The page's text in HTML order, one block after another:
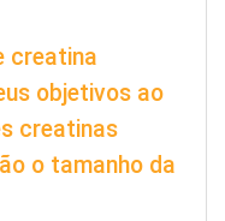
creatina
objetivos ao
creatinas
o tamanho da